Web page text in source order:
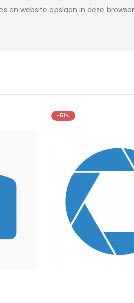
en website opslaan in deze
-51%